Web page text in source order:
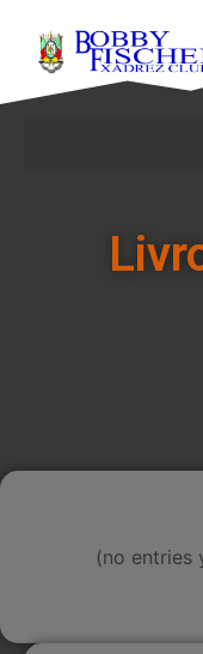
(no entries